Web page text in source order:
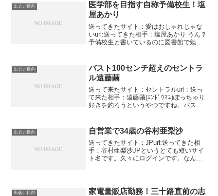
出会い目的
医学部を目指す自称予備校生！塩
屋あかり
送ってきたサイト：愛はおしゃれじゃな
いurl:送ってきた相手：塩屋あかり うん？
予備校生と書いているのに図書館で勉
奨学金制度はありますが・・・・それは
わかるけど1浪して...
出会い目的
バスト100センチ超えのセントラ
ル遠藤繭
送って来たサイト：セントラルurl：送っ
て来た相手：遠藤繭(ｴﾝﾄﾞｳﾏﾕ)ぽっちゃり
好きを釣ろうというやつですね。バスト
夏だし、花火大会とかプールと書いてい
ます...
出会い目的 自営業で34歳の谷村亜梨沙
送ってきたサイト：JPurl:送ってきた相
手：谷村亜梨沙JPというとても短いサイ
ト名です。久々にログインです。なんか
イト使ったこと...
出会い目的
家電量販店勤務！三十路直前の志